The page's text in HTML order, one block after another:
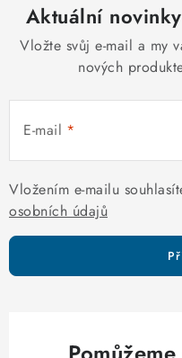
v
k
p
i
s
u
á
n
Aktuální
Vložte svůj e-mail a my
nových
E-mail
Vložením e-mailu
osobních údajů